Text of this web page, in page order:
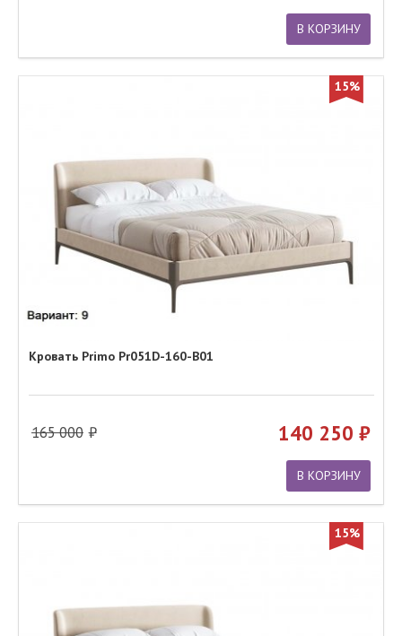
В КОРЗИНУ
15%
Кровать Primo Pr051D-160-B01
165 000 140 250
В КОРЗИНУ
15%